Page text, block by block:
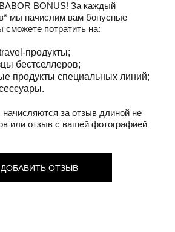
BABOR BONUS! За каждый
мы начислим вам бонусные
потратить на:
продукты;
бестселлеров;
продукты специальных линий;
за отзыв длиной не
или отзыв с вашей фотографией
ДОБАВИТЬ ОТЗЫВ